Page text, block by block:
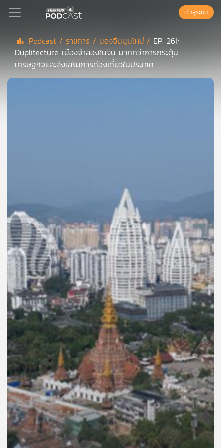
Podcast
สต์
ของ
คุณ
เพลง
บทความ
ข่าว
และ
กิจกรรม
เกี่ยว
กับ
เรา
เข้าสู่ระบบ
Podcast / รายการ / มองจีนมุมใหม่ / EP. 261:
Duplitecture เมืองจำลองในจีน มากกว่าการกระตุ้น
เศรษฐกิจและส่งเสริมการท่องเที่ยวในประเทศ